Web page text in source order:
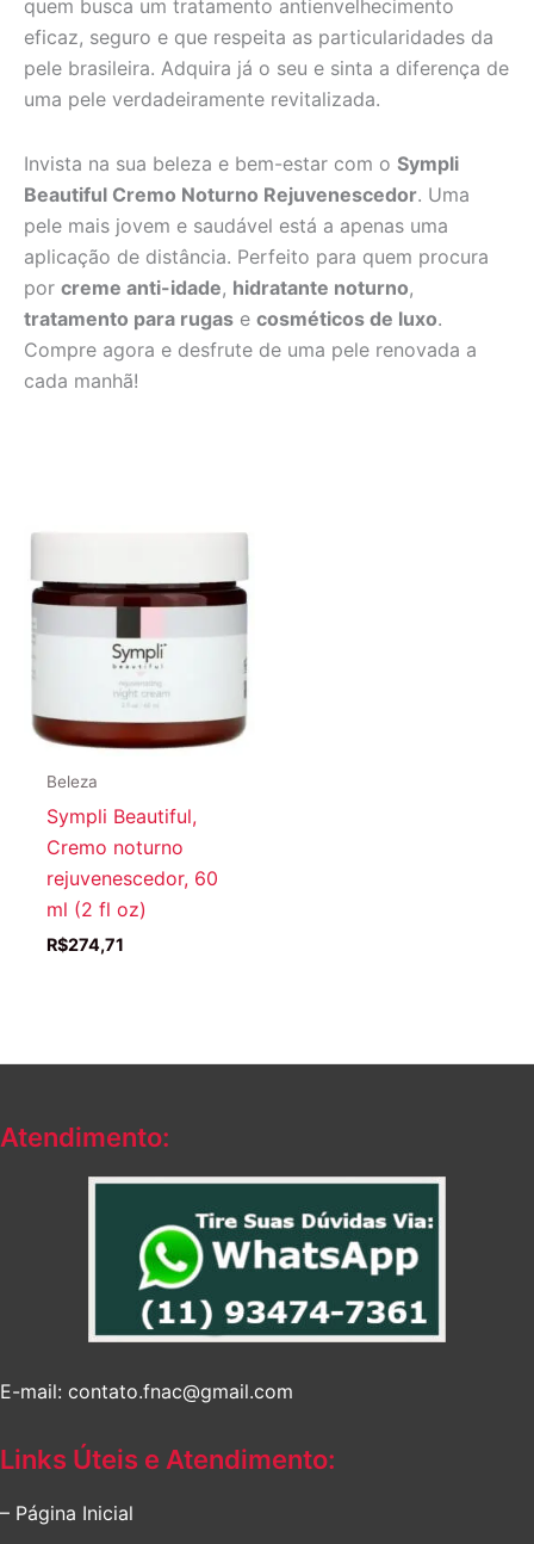
quem busca um tratamento antienvelhecimento
eficaz, seguro e que respeita as particularidades da
pele brasileira. Adquira já o seu e sinta a diferença de
uma pele verdadeiramente revitalizada.
Invista na sua beleza e bem-estar com o Sympli
Beautiful Cremo Noturno Rejuvenescedor. Uma
pele mais jovem e saudável está a apenas uma
aplicação de distância. Perfeito para quem procura
por creme anti-idade, hidratante noturno,
tratamento para rugas e cosméticos de luxo.
Compre agora e desfrute de uma pele renovada a
cada manhã!
Beleza
Sympli Beautiful,
Cremo noturno
rejuvenescedor, 60
ml (2 fl oz)
R$274,71
Atendimento:
E-mail: contato.fnac@gmail.com
Links Úteis e Atendimento:
– Página Inicial